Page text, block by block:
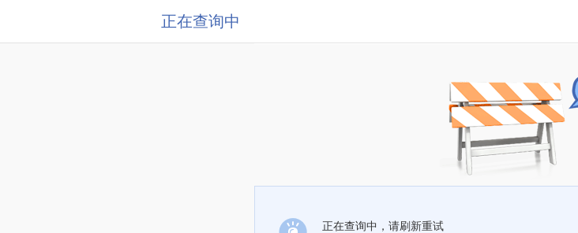
正在查询中
正在查询中，请刷新重试